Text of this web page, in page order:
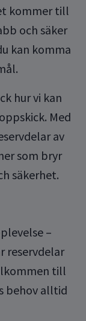
kommer till
och säker
kan komma
hur vi kan
Med
av
som bryr
säkerhet.
–
reservdelar
till
behov alltid